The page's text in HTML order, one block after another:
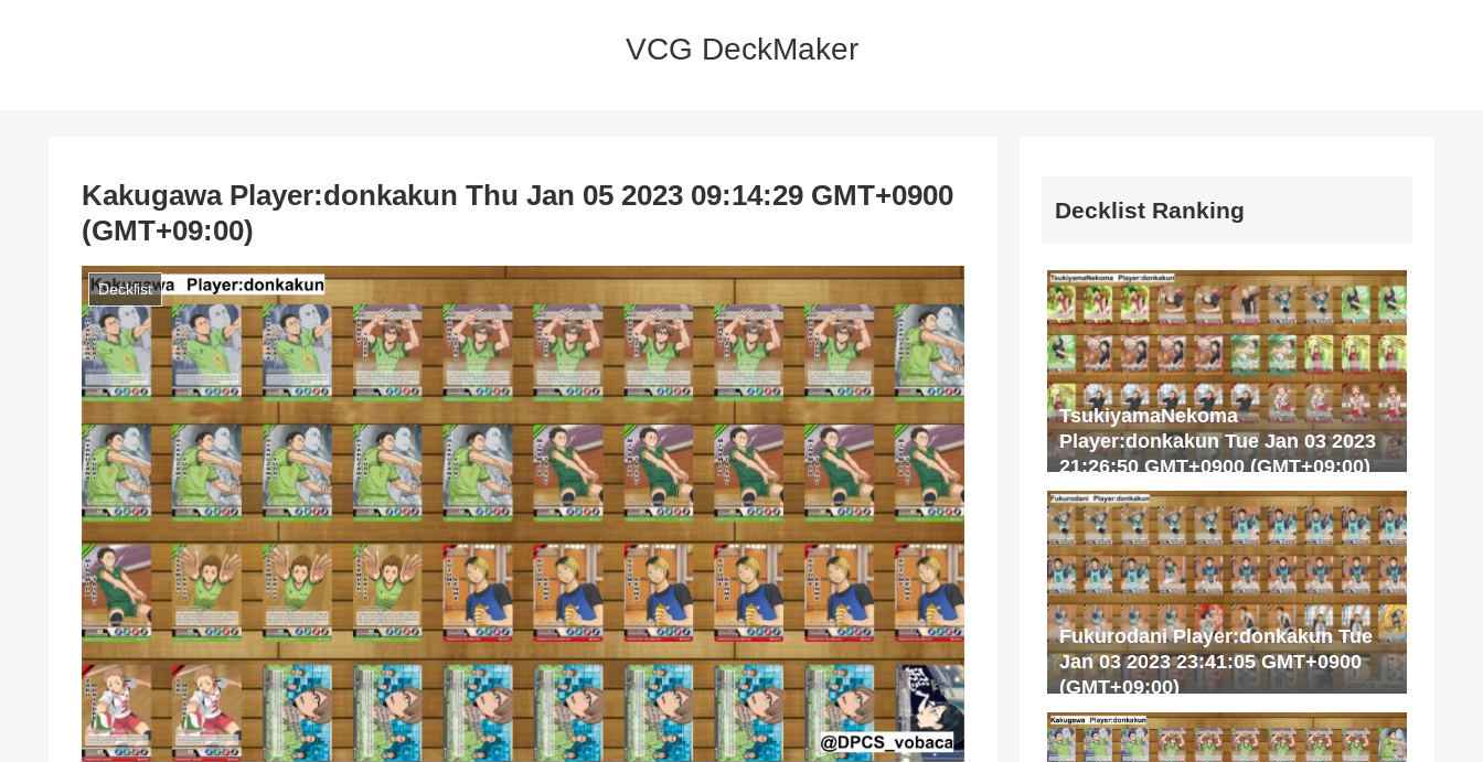
VCG DeckMaker
Kakugawa Player:donkakun Thu Jan 05 2023 09:14:29 GMT+0900
(GMT+09:00)
Decklist
Decklist Ranking
TsukiyamaNekoma
Player:donkakun Tue Jan 03 2023
21:26:50 GMT+0900 (GMT+09:00)
Fukurodani Player:donkakun Tue
Jan 03 2023 23:41:05 GMT+0900
(GMT+09:00)